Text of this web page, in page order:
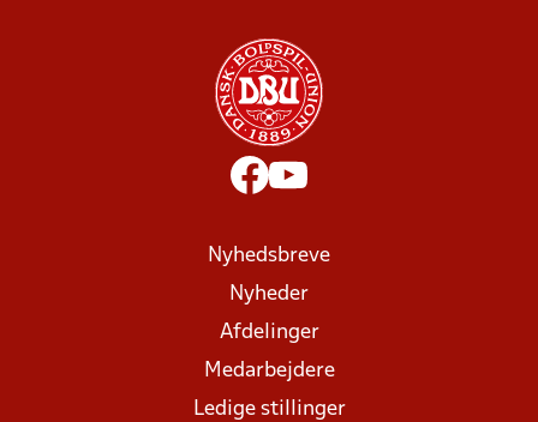
Nyhedsbreve
Nyheder
Afdelinger
Medarbejdere
Ledige stillinger